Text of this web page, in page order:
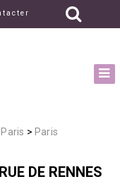
Paris
DE RENNES